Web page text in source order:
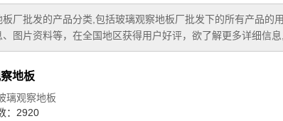
机房彩钢板
架空地板
厂批发的产品分类,包括玻璃观察地板厂批发下的所有产品的
图片资料等，在全国地区获得用户好评，欲了解更多详细信
地板
璃观察地板
：2920